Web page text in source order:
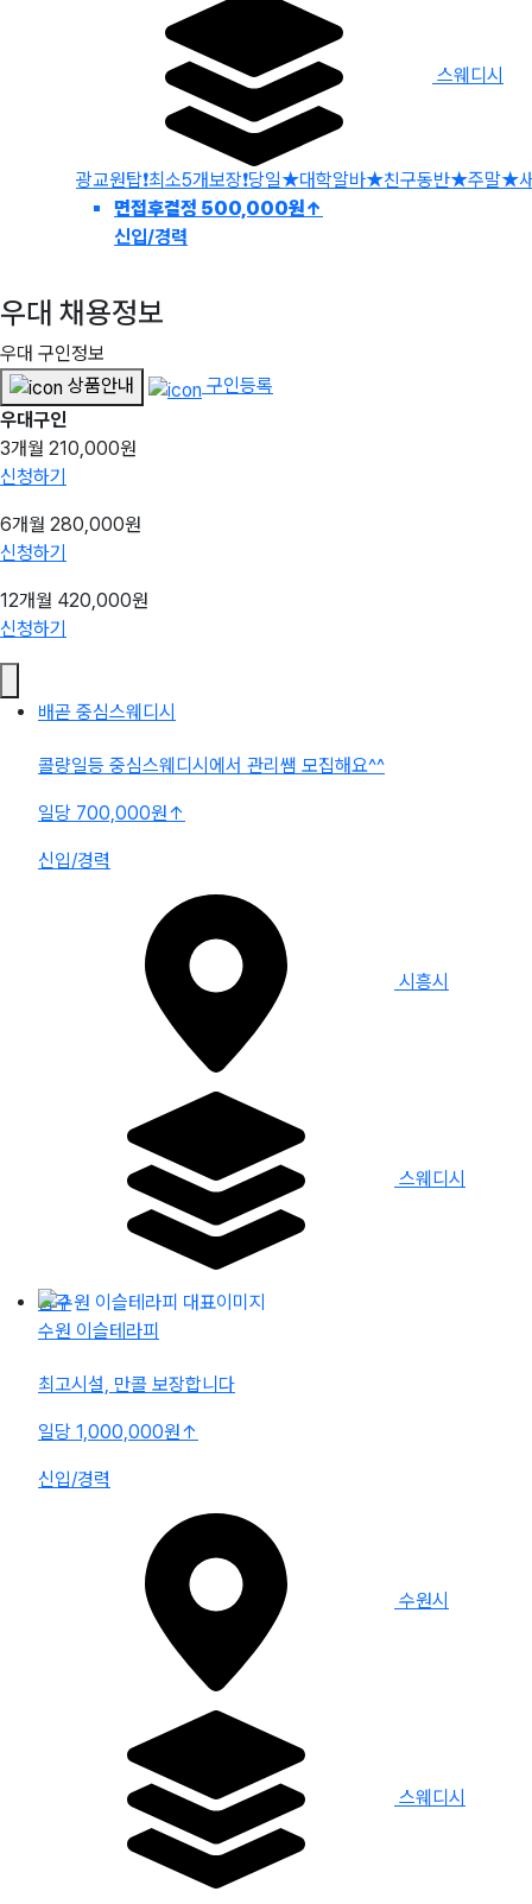
스웨디시
면접후결정 500,000원↑
신입/경력
우대 채용정보
우대 구인정보
상품안내
구인등록
우대구인
3개월 210,000원
신청하기
6개월 280,000원
신청하기
12개월 420,000원
신청하기
배곧 중심스웨디시
콜량일등 중심스웨디시에서 관리쌤 모집해요^^
일당 700,000원↑
신입/경력
시흥시
스웨디시
급구
수원 이슬테라피
최고시설, 만콜 보장합니다
일당 1,000,000원↑
신입/경력
수원시
스웨디시